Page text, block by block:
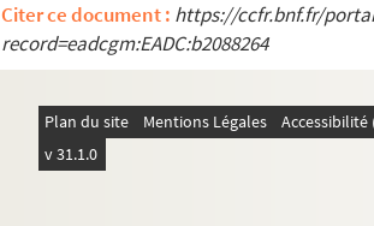
Citer ce document : https://ccfr.bnf.fr/
record=eadcgm:EADC:b2088264
Plan du site Mentions Légales
v 31.1.0